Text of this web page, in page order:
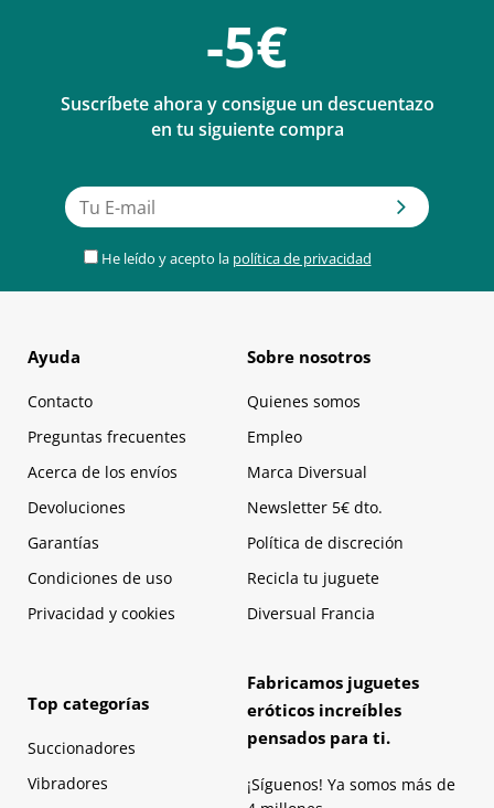
-5€
Suscríbete ahora y consigue un descuentazo
en tu siguiente compra
He leído y acepto la política de privacidad
Ayuda
Contacto
Preguntas frecuentes
Acerca de los envíos
Devoluciones
Garantías
Condiciones de uso
Privacidad y cookies
Sobre nosotros
Quienes somos
Empleo
Marca Diversual
Newsletter 5€ dto.
Política de discreción
Recicla tu juguete
Diversual Francia
Top categorías
Succionadores
Vibradores
Fabricamos juguetes
eróticos increíbles
pensados para ti.
¡Síguenos! Ya somos más de